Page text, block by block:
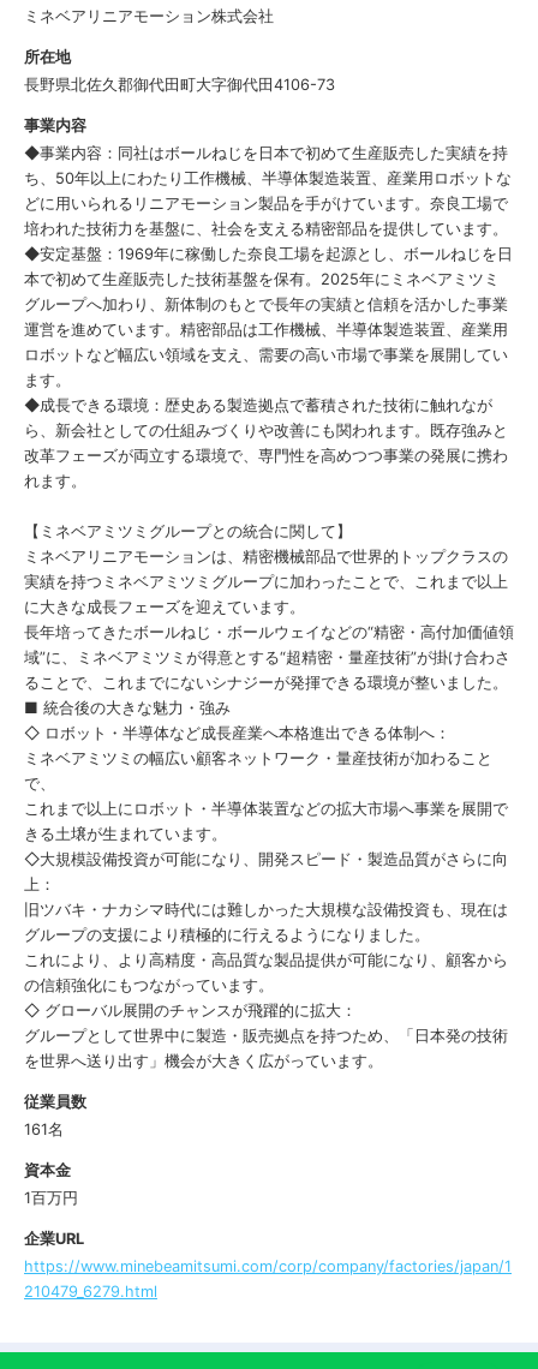
ミネベアリニアモーション株式会社
所在地
長野県北佐久郡御代田町大字御代田4106-73
事業内容
◆事業内容：同社はボールねじを日本で初めて生産販売した実績を持
ち、50年以上にわたり工作機械、半導体製造装置、産業用ロボットな
どに用いられるリニアモーション製品を手がけています。奈良工場で
培われた技術力を基盤に、社会を支える精密部品を提供しています。
◆安定基盤：1969年に稼働した奈良工場を起源とし、ボールねじを日
本で初めて生産販売した技術基盤を保有。2025年にミネベアミツミ
グループへ加わり、新体制のもとで長年の実績と信頼を活かした事業
運営を進めています。精密部品は工作機械、半導体製造装置、産業用
ロボットなど幅広い領域を支え、需要の高い市場で事業を展開してい
ます。
◆成長できる環境：歴史ある製造拠点で蓄積された技術に触れなが
ら、新会社としての仕組みづくりや改善にも関われます。既存強みと
改革フェーズが両立する環境で、専門性を高めつつ事業の発展に携わ
れます。
【ミネベアミツミグループとの統合に関して】
ミネベアリニアモーションは、精密機械部品で世界的トップクラスの
実績を持つミネベアミツミグループに加わったことで、これまで以上
に大きな成長フェーズを迎えています。
長年培ってきたボールねじ・ボールウェイなどの“精密・高付加価値領
域”に、ミネベアミツミが得意とする“超精密・量産技術”が掛け合わさ
ることで、これまでにないシナジーが発揮できる環境が整いました。
■ 統合後の大きな魅力・強み
◇ ロボット・半導体など成長産業へ本格進出できる体制へ：
ミネベアミツミの幅広い顧客ネットワーク・量産技術が加わること
で、
これまで以上にロボット・半導体装置などの拡大市場へ事業を展開で
きる土壌が生まれています。
◇大規模設備投資が可能になり、開発スピード・製造品質がさらに向
上：
旧ツバキ・ナカシマ時代には難しかった大規模な設備投資も、現在は
グループの支援により積極的に行えるようになりました。
これにより、より高精度・高品質な製品提供が可能になり、顧客から
の信頼強化にもつながっています。
◇ グローバル展開のチャンスが飛躍的に拡大：
グループとして世界中に製造・販売拠点を持つため、「日本発の技術
を世界へ送り出す」機会が大きく広がっています。
従業員数
161名
資本金
1百万円
企業URL
https://www.minebeamitsumi.com/corp/company/factories/japan/1
210479_6279.html